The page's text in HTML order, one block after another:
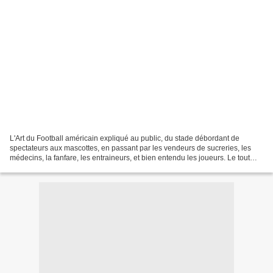
L'Art du Football américain expliqué au public, du stade débordant de
spectateurs aux mascottes, en passant par les vendeurs de sucreries, les
médecins, la fanfare, les entraineurs, et bien entendu les joueurs. Le tout